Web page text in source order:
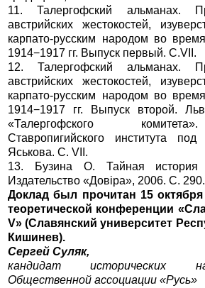
11. Талергофский альманах.
австрийских жестокостей,
карпато-русским народом во
1914−1917 гг. Выпуск первый. С.VII.
12. Талергофский альманах.
австрийских жестокостей,
карпато-русским народом во
1914−1917 гг. Выпуск второй.
«Талергофского
Ставропигийского института
Яськова. С. VII.
13. Бузина О. Тайная история
Издательство «Довiра», 2006. С. 290.
Доклад был прочитан 15 октября
теоретической конференции
V» (Славянский университет
Кишинев).
Сергей Суляк,
кандидат исторических
Общественной ассоциации «Русь»